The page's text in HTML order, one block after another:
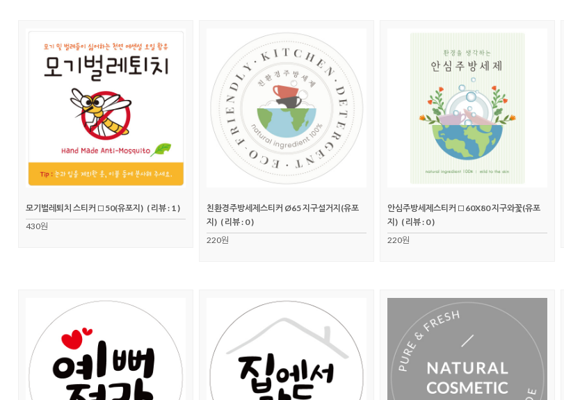
모기벌레퇴치 스티커 □50(유포지) ( 리뷰 : 1 )
430원
친환경주방세제스티커 Ø65 지구설거지(유포
지) ( 리뷰 : 0 )
220원
안심주방세제스티커 □60X80 지구와꽃(유포
지) ( 리뷰 : 0 )
220원